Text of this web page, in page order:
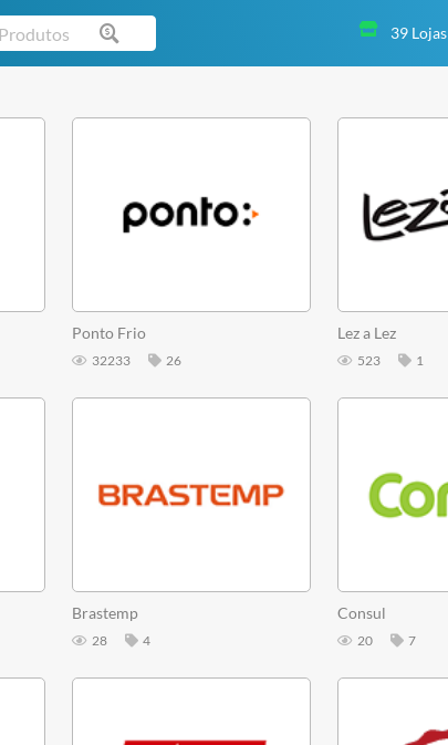
39 Lojas
Ponto Frio
32233 26
Lez a Lez
523 1
Brastemp
28 4
Consul
20 7